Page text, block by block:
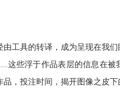
工具的转译，成为呈现在我们
这些浮于作品表层的信息在被
，投注时间，揭开图像之皮下